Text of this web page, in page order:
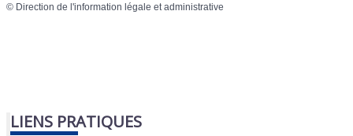
© Direction de l'information légale et administrative
LIENS PRATIQUES